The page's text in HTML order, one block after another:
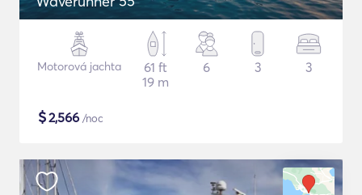
Motorová jachta
61 ft
19 m
6 3 3
$2,566 /noc